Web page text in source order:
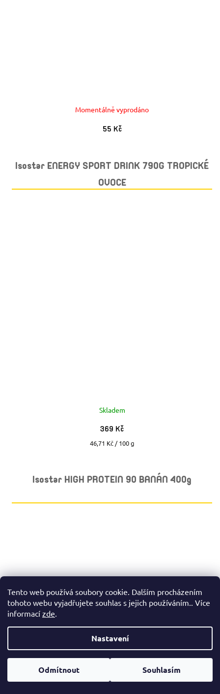
Tento web používá soubory cookie. Dalším procházením
tohoto webu vyjadřujete souhlas s jejich používáním.. Více
informací zde.
Nastavení
Odmítnout Souhlasím
Momentálně vyprodáno
55 Kč
Isostar ENERGY SPORT DRINK 790G TROPICKÉ
OVOCE
Skladem
369 Kč
Měrná
46,71 Kč / 100 g
Isostar HIGH PROTEIN 90 BANÁN 400g